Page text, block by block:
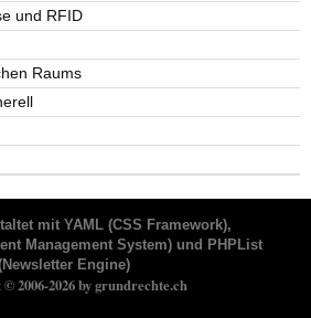
und RFID
Raums
mit YAML(CSS Framework),
Management System) und PHPList
Engine)
2006-2026 by grundrechte.ch